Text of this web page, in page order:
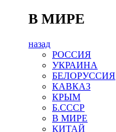
В МИРЕ
назад
РОСCИЯ
УКРАИНА
БЕЛОРУССИЯ
КАВКАЗ
КРЫМ
Б.СССР
В МИРЕ
КИТАЙ